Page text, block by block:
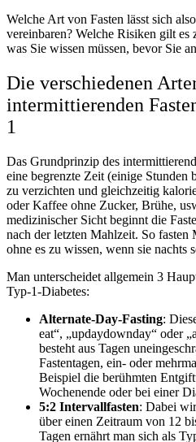
Welche Art von Fasten lässt sich
vereinbaren? Welche Risiken gilt es
was Sie wissen müssen, bevor Sie
Die verschiedenen
intermittierenden
1
Das Grundprinzip des
eine begrenzte Zeit (einige Stunden
zu verzichten und gleichzeitig
oder Kaffee ohne Zucker, Brühe,
medizinischer Sicht beginnt die
nach der letzten Mahlzeit. So fasten
ohne es zu wissen, wenn sie nachts
Man unterscheidet allgemein 3
Typ-1-Diabetes:
Alternate-Day-Fasting:
eat“, „updaydownday“ oder
besteht aus Tagen
Fastentagen, ein- oder
Beispiel die berühmten
Wochenende oder bei einer
5:2 Intervallfasten: Dabei
über einen Zeitraum von 12
Tagen ernährt man sich als